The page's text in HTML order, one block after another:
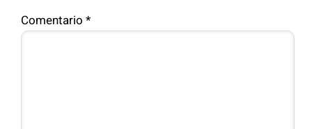
Comentario *